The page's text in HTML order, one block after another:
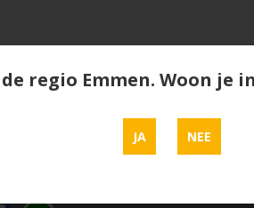
regio Emmen. Woon je
JA NEE